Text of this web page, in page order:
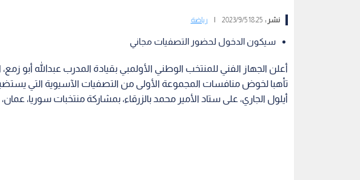
نشر :18:25 2023/9/5 رياضة
سيكون الدخول لحضور التصفيات مجاني
أيلول الجاري، على ستاد الأمير محمد بالزرقاء، بمشاركة منتخبات سوريا،